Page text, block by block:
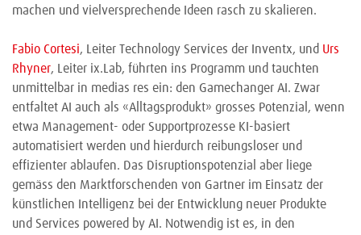
machen und vielversprechende Ideen rasch zu skalieren.
Fabio Cortesi, Leiter Technology Services der Inventx, und Urs
Rhyner, Leiter ix.Lab, führten ins Programm und tauchten
unmittelbar in medias res ein: den Gamechanger AI. Zwar
entfaltet AI auch als «Alltagsprodukt» grosses Potenzial, wenn
etwa Management- oder Supportprozesse KI-basiert
automatisiert werden und hierdurch reibungsloser und
effizienter ablaufen. Das Disruptionspotenzial aber liege
gemäss den Marktforschenden von Gartner im Einsatz der
künstlichen Intelligenz bei der Entwicklung neuer Produkte
und Services powered by AI. Notwendig ist es, in den